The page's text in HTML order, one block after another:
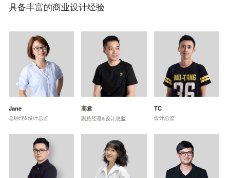
具备丰富的商业设计经验
Jane
总经理&设计总监
高君
副总经理&设计总监
TC
设计总监